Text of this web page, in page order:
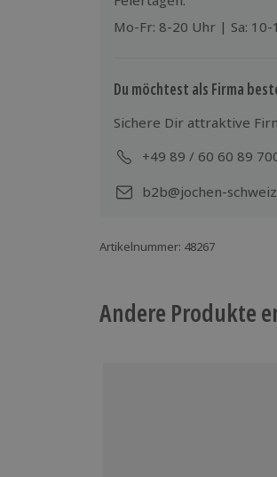
Mo-Fr: 8-20 Uhr | Sa:
Du möchtest als Firma
Sichere Dir attraktive
+49 89 / 60 60 89
b2b@jochen-
Artikelnummer: 48267
Andere Produkte